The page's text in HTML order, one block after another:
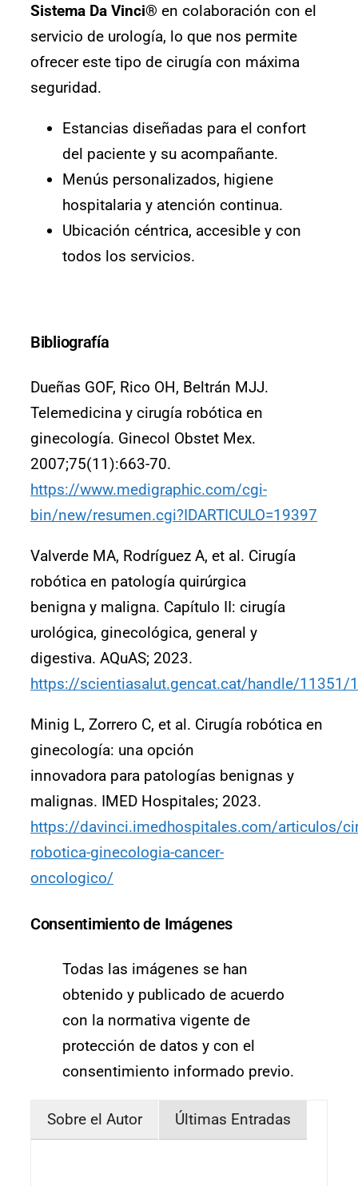
Sistema Da Vinci® en colaboración con el
servicio de urología, lo que nos permite
ofrecer este tipo de cirugía con máxima
seguridad.
Estancias diseñadas para el confort
del paciente y su acompañante.
Menús personalizados, higiene
hospitalaria y atención continua.
Ubicación céntrica, accesible y con
todos los servicios.
Bibliografía
Dueñas GOF, Rico OH, Beltrán MJJ.
Telemedicina y cirugía robótica en
ginecología. Ginecol Obstet Mex.
2007;75(11):663-70.
https://www.medigraphic.com/cgi-
bin/new/resumen.cgi?IDARTICULO=19397
Valverde MA, Rodríguez A, et al. Cirugía
robótica en patología quirúrgica
benigna y maligna. Capítulo II: cirugía
urológica, ginecológica, general y
digestiva. AQuAS; 2023.
https://scientiasalut.gencat.cat/handle/11351/
Minig L, Zorrero C, et al. Cirugía robótica en
ginecología: una opción
innovadora para patologías benignas y
malignas. IMED Hospitales; 2023.
https://davinci.imedhospitales.com/articulos/
robotica-ginecologia-cancer-
oncologico/
Consentimiento de Imágenes
Todas las imágenes se han
obtenido y publicado de acuerdo
con la normativa vigente de
protección de datos y con el
consentimiento informado previo.
Sobre el Autor Últimas Entradas